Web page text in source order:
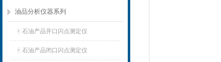
油品分析仪器系列
石油产品开口闪点测定仪
石油产品闭口闪点测定仪